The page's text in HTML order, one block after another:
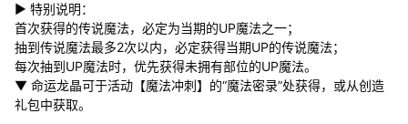
▶ 特别说明：
首次获得的传说魔法，必定为当期的UP魔法之一；
抽到传说魔法最多2次以内，必定获得当期UP的传说魔法；
每次抽到UP魔法时，优先获得未拥有部位的UP魔法。
▼ 命运龙晶可于活动【魔法冲刺】的“魔法密录”处获得，或从创造
礼包中获取。